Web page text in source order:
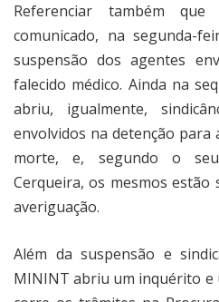
Referenciar também
comunicado, na segunda-
suspensão dos agentes
falecido médico. Ainda na
abriu, igualmente,
envolvidos na detenção para
morte, e, segundo o seu
Cerqueira, os mesmos estão
averiguação.
Além da suspensão e
MININT abriu um inquérito e